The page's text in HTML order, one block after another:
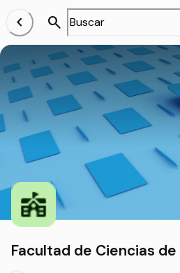
chevron_left search
Facultad de Ciencias de